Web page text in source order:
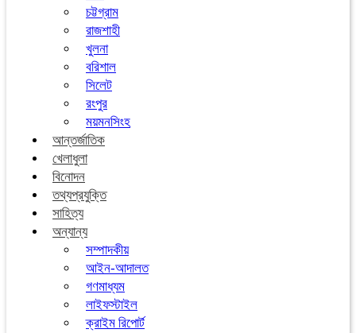
চট্টগ্রাম
রাজশাহী
খুলনা
বরিশাল
সিলেট
রংপুর
ময়মনসিংহ
আন্তর্জাতিক
খেলাধুলা
বিনোদন
তথ্যপ্রযুক্তি
সাহিত্য
অন্যান্য
সম্পাদকীয়
আইন-আদালত
গণমাধ্যম
লাইফস্টাইল
ক্রাইম রিপোর্ট